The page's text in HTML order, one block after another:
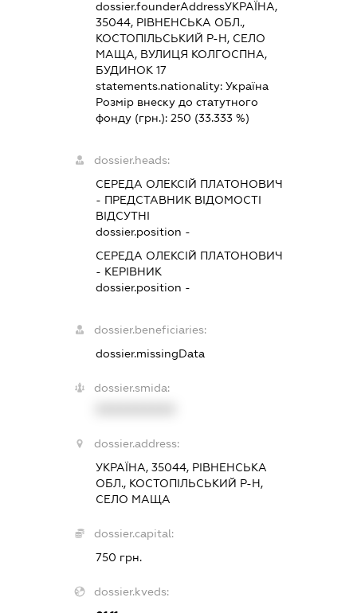
dossier.founderAddressУКРАЇНА,
35044, РІВНЕНСЬКА ОБЛ.,
КОСТОПІЛЬСЬКИЙ Р-Н, СЕЛО
МАЩА, ВУЛИЦЯ КОЛГОСПНА,
БУДИНОК 17
statements.nationality:Україна
Розмір внеску до статутного
фонду (грн.):250 (33.333 %)
dossier.heads:
СЕРЕДА ОЛЕКСІЙ ПЛАТОНОВИЧ
- ПРЕДСТАВНИК ВІДОМОСТІ
ВІДСУТНІ
dossier.position -
СЕРЕДА ОЛЕКСІЙ ПЛАТОНОВИЧ
- КЕРІВНИК
dossier.position -
dossier.beneficiaries:
dossier.missingData
dossier.smida:
dossier.address:
УКРАЇНА, 35044, РІВНЕНСЬКА
ОБЛ., КОСТОПІЛЬСЬКИЙ Р-Н,
СЕЛО МАЩА
dossier.capital:
750 грн.
dossier.kveds: